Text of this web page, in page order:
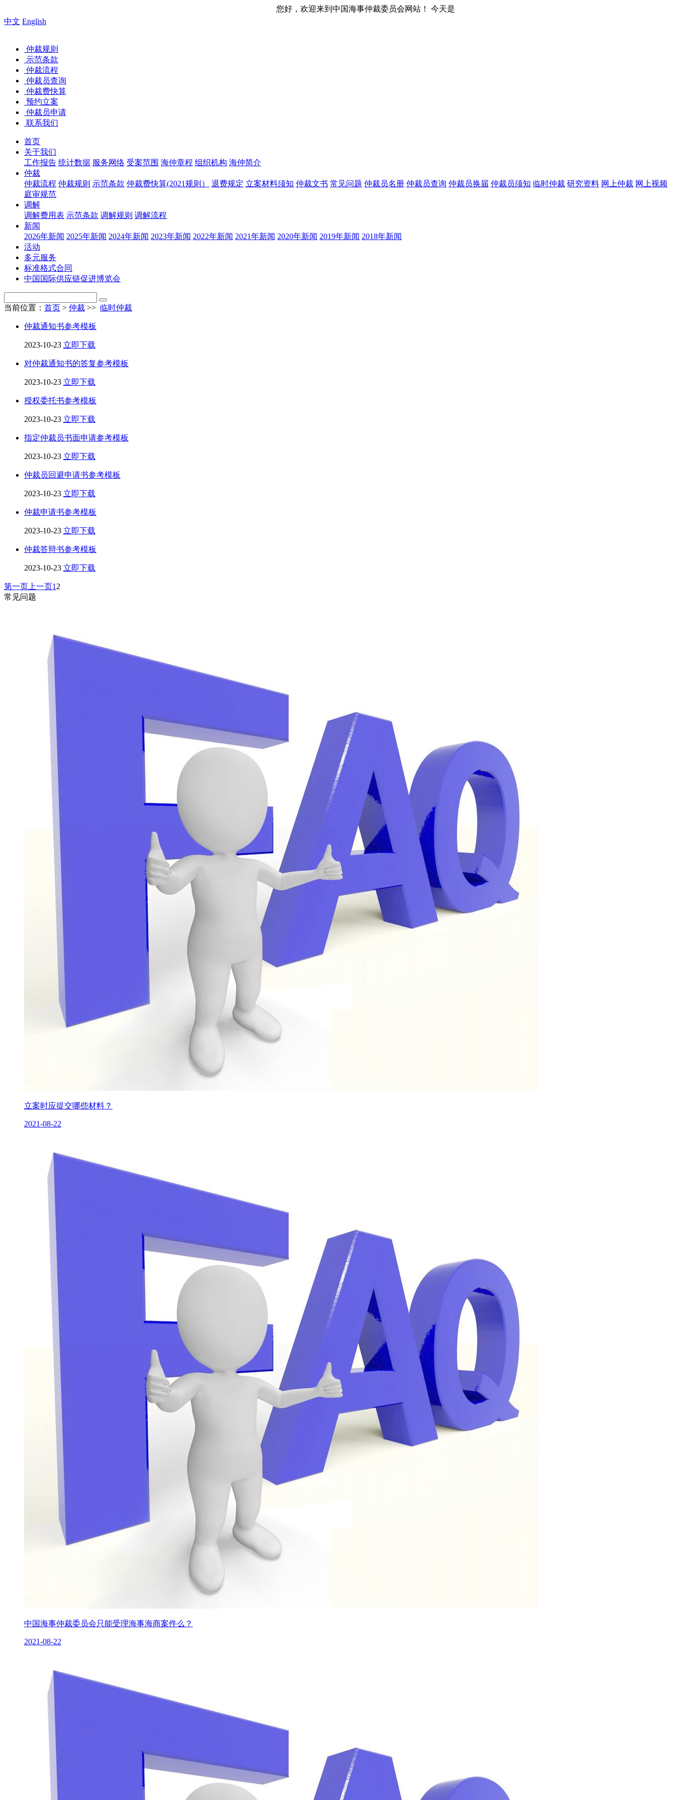
您好，欢迎来到中国海事仲裁委员会网站！ 今天是
中文 English
仲裁规则
示范条款
仲裁流程
仲裁员查询
仲裁费快算
预约立案
仲裁员申请
联系我们
首页
关于我们
工作报告 统计数据 服务网络 受案范围 海仲章程 组织机构 海仲简介
仲裁
仲裁流程 仲裁规则 示范条款 仲裁费快算(2021规则） 退费规定 立案材料须知 仲裁文书 常见问题 仲裁员名册 仲裁员查询 仲裁员换届 仲裁员须知 临时仲裁 研究资料 网上仲裁 网上视频
庭审规范
调解
调解费用表 示范条款 调解规则 调解流程
新闻
2026年新闻 2025年新闻 2024年新闻 2023年新闻 2022年新闻 2021年新闻 2020年新闻 2019年新闻 2018年新闻
活动
多元服务
标准格式合同
中国国际供应链促进博览会
当前位置： 首页 > 仲裁 >> 临时仲裁
仲裁通知书参考模板
2023-10-23 立即下载
对仲裁通知书的答复参考模板
2023-10-23 立即下载
授权委托书参考模板
2023-10-23 立即下载
指定仲裁员书面申请参考模板
2023-10-23 立即下载
仲裁员回避申请书参考模板
2023-10-23 立即下载
仲裁申请书参考模板
2023-10-23 立即下载
仲裁答辩书参考模板
2023-10-23 立即下载
第一页 上一页1 2
常见问题
立案时应提交哪些材料？
2021-08-22
中国海事仲裁委员会只能受理海事海商案件么？
2021-08-22